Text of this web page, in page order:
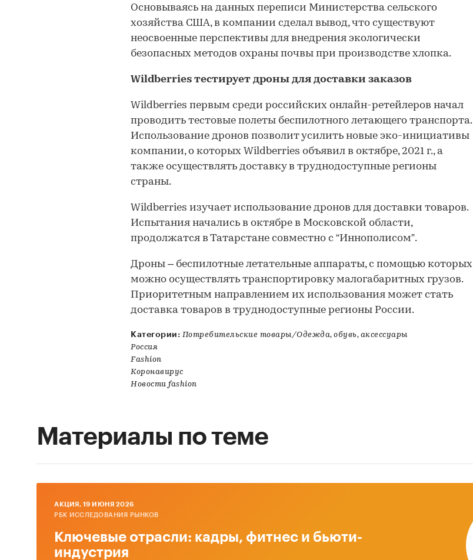
Основываясь на данных переписи Министерства сельского
хозяйства США, в компании сделал вывод, что существуют
неосвоенные перспективы для внедрения экологически
безопасных методов охраны почвы при производстве хлопка.
Wildberries тестирует дроны для доставки заказов
Wildberries первым среди российских онлайн-ретейлеров начал
проводить тестовые полеты беспилотного летающего транспорта.
Использование дронов позволит усилить новые эко-инициативы
компании, о которых Wildberries объявил в октябре, 2021 г., а
также осуществлять доставку в труднодоступные регионы
страны.
Wildberries изучает использование дронов для доставки товаров.
Испытания начались в октябре в Московской области,
продолжатся в Татарстане совместно с “Иннополисом”.
Дроны – беспилотные летательные аппараты, с помощью которых
можно осуществлять транспортировку малогабаритных грузов.
Приоритетным направлением их использования может стать
доставка товаров в труднодоступные регионы России.
Категории: Потребительские товары/Одежда, обувь, аксессуары
Россия
Fashion
Коронавирус
Новости fashion
Материалы по теме
AКЦИЯ, 19 ИЮНЯ 2026
РБК ИССЛЕДОВАНИЯ РЫНКОВ
Ключевые отрасли: кадры, фитнес и бьюти-
индустрия